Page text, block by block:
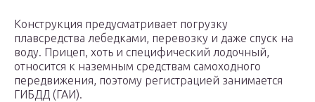
Конструкция предусматривает погрузку
плавсредства лебедками, перевозку и даже спуск на
воду. Прицеп, хоть и специфический лодочный,
относится к наземным средствам самоходного
передвижения, поэтому регистрацией занимается
ГИБДД (ГАИ).